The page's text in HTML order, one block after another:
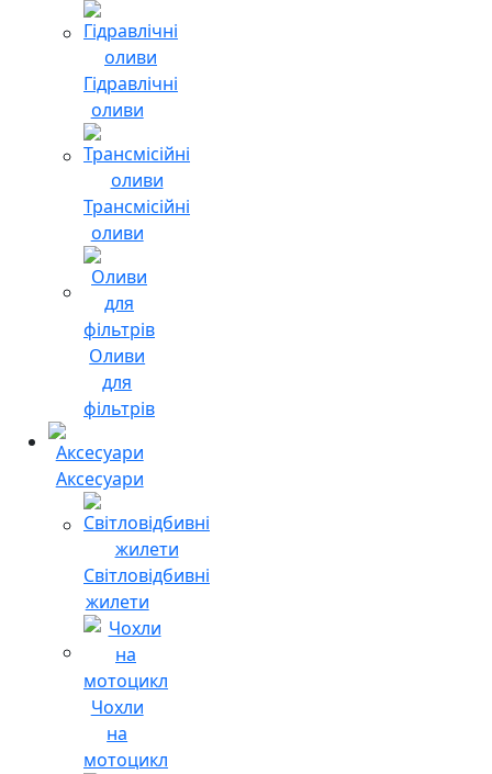
Гідравлічні
оливи
Трансмісійні
оливи
Оливи
для
фільтрів
Аксесуари
Світловідбивні
жилети
Чохли
на
мотоцикл